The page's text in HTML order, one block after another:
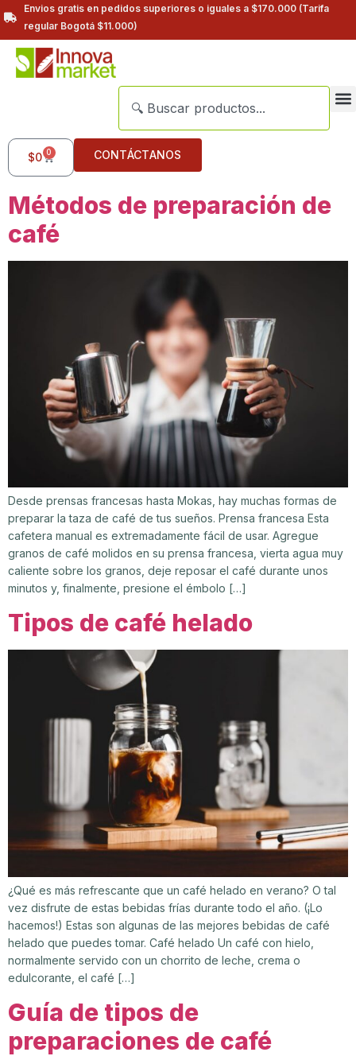
Envios gratis en pedidos superiores o iguales a $170.000 (Tarifa
regular Bogotá $11.000)
$0 0 CONTÁCTANOS
Métodos de preparación de
café
Desde prensas francesas hasta Mokas, hay muchas formas de
preparar la taza de café de tus sueños. Prensa francesa Esta
cafetera manual es extremadamente fácil de usar. Agregue
granos de café molidos en su prensa francesa, vierta agua muy
caliente sobre los granos, deje reposar el café durante unos
minutos y, finalmente, presione el émbolo […]
Tipos de café helado
¿Qué es más refrescante que un café helado en verano? O tal
vez disfrute de estas bebidas frías durante todo el año. (¡Lo
hacemos!) Estas son algunas de las mejores bebidas de café
helado que puedes tomar. Café helado Un café con hielo,
normalmente servido con un chorrito de leche, crema o
edulcorante, el café […]
Guía de tipos de
preparaciones de café